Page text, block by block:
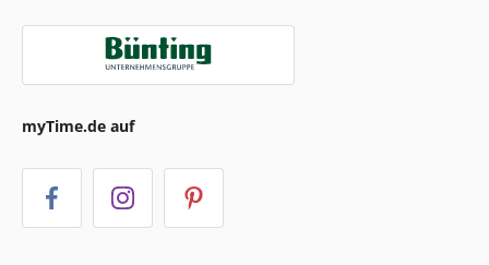
myTime.de auf